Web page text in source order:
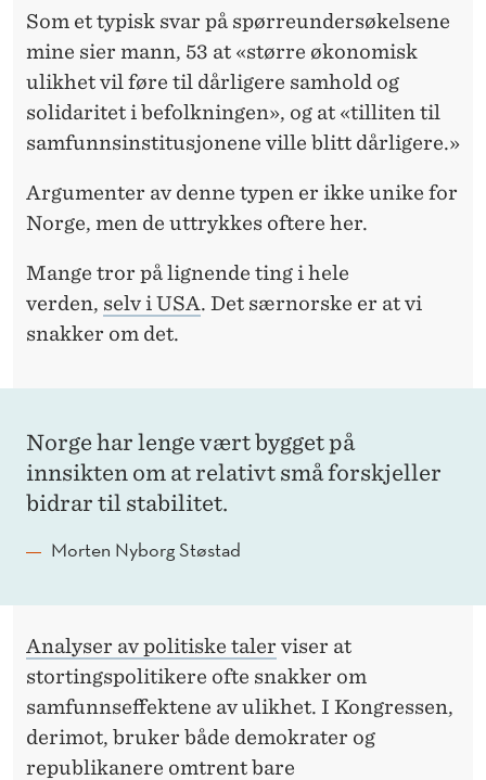
Som et typisk svar på spørreundersøkelsene
mine sier mann, 53 at «større økonomisk
ulikhet vil føre til dårligere samhold og
solidaritet i befolkningen», og at «tilliten til
samfunnsinstitusjonene ville blitt dårligere.»
Argumenter av denne typen er ikke unike for
Norge, men de uttrykkes oftere her.
Mange tror på lignende ting i hele
verden, selv i USA. Det særnorske er at vi
snakker om det.
Norge har lenge vært bygget på
innsikten om at relativt små forskjeller
bidrar til stabilitet.
Morten Nyborg Støstad
Analyser av politiske taler viser at
stortingspolitikere ofte snakker om
samfunnseffektene av ulikhet. I Kongressen,
derimot, bruker både demokrater og
republikanere omtrent bare